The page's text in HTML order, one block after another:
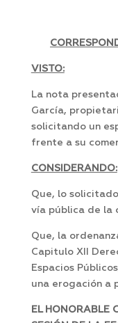
VISTO:
La nota
García,
solicitando un
frente a su
CONSIDERANDO:
Que, lo
vía pública de la
Que, la
Capitulo XII
Espacios
una erogación a
EL HONORABLE